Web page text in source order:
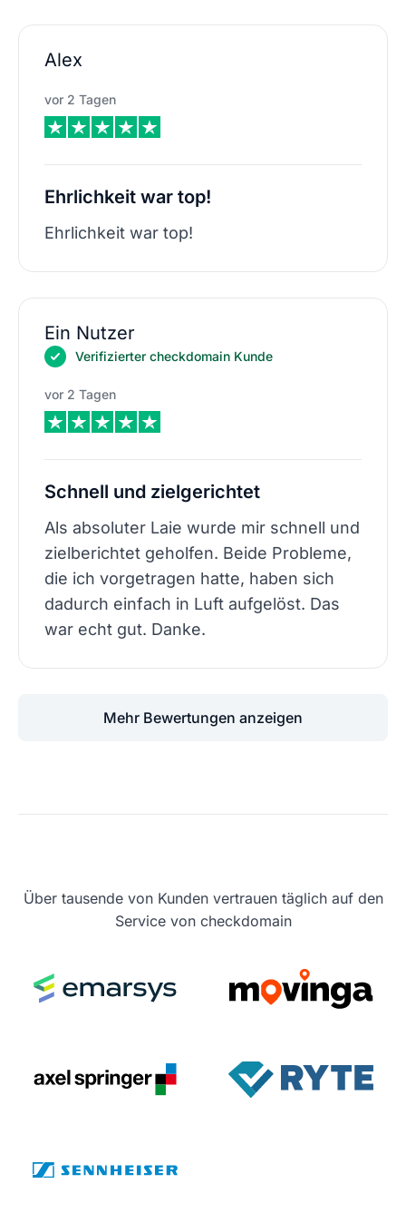
Alex
vor 2 Tagen
Ehrlichkeit war top!
Ehrlichkeit war top!
Ein Nutzer
Verifizierter checkdomain Kunde
vor 2 Tagen
Schnell und zielgerichtet
Als absoluter Laie wurde mir schnell und
zielberichtet geholfen. Beide Probleme,
die ich vorgetragen hatte, haben sich
dadurch einfach in Luft aufgelöst. Das
war echt gut. Danke.
Mehr Bewertungen anzeigen
Über tausende von Kunden vertrauen täglich auf den
Service von checkdomain